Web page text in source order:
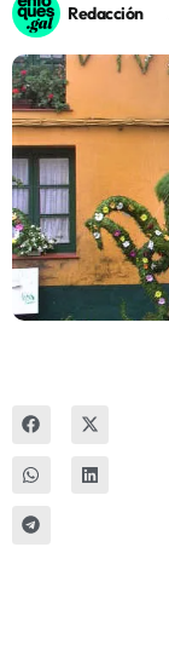
Sostenibilidad
Innova
Redacción